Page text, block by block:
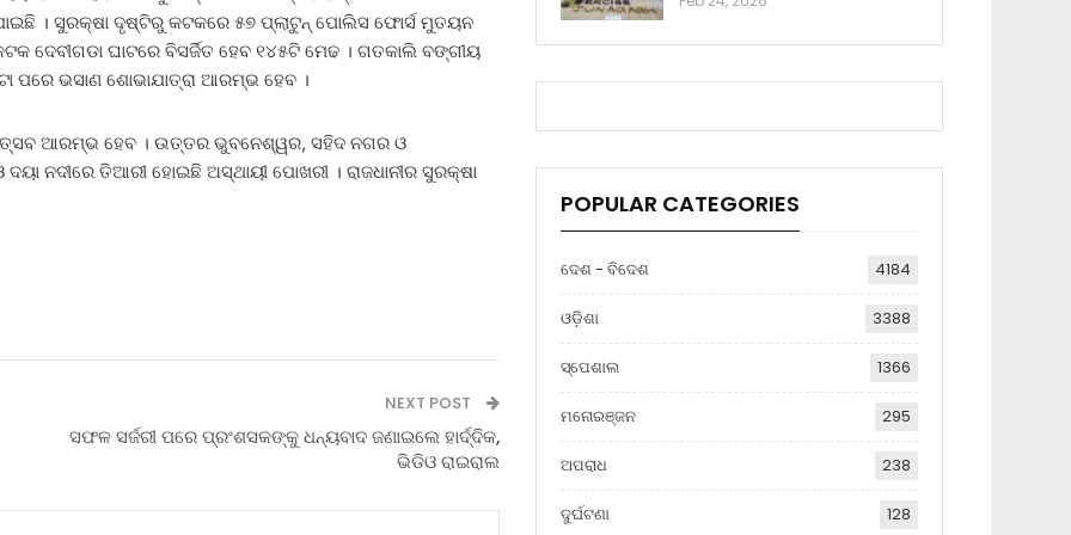
। ସୁରକ୍ଷା ଦୃଷ୍ଟିରୁ କଟକରେ ୫୭ ପ୍ଲାଟୁନ୍ ପୋଲିସ ଫୋର୍ସ ମୁତୟନ
ଦେବୀଗଡା ଘାଟରେ ବିସର୍ଜିତ ହେବ ୧୪୫ଟି ମେଢ । ଗତକାଲି ବଙ୍ଗୀୟ
ପରେ ଭସାଣ ଶୋଭାଯାତ୍ରା ଆରମ୍ଭ ହେବ ।
ଆରମ୍ଭ ହେବ । ଉତ୍ତର ଭୁବନେଶ୍ୱର, ସହିଦ ନଗର ଓ
ନଦୀରେ ତିଆରୀ ହୋଇଛି ଅସ୍ଥାୟୀ ପୋଖରୀ । ରାଜଧାନୀର ସୁରକ୍ଷା
NEXT POST
ସଫଳ ସର୍ଜରୀ ପରେ ପ୍ରଂଶସକଙ୍କୁ ଧନ୍ୟବାଦ ଜଣାଇଲେ ହାର୍ଦ୍ଦିକ,
ଭିଡିଓ ରାଇରାଲ
POPULAR CATEGORIES
ଦେଶ - ବିଦେଶ 4184
ଓଡ଼ିଶା 3388
ସ୍ପେଶାଲ 1366
ମନୋରଞ୍ଜନ 295
ଅପରାଧ 238
ଦୁର୍ଘଟଣା 128